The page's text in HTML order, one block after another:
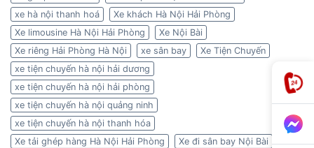
xe hà nội thanh hoá
Xe khách Hà Nội Hải Phòng
Xe limousine Hà Nội Hải Phòng
Xe Nội Bài
Xe riêng Hải Phòng Hà Nội
xe sân bay
Xe Tiện Chuyến
xe tiện chuyến hà nội hải dương
xe tiện chuyến hà nội hải phòng
xe tiện chuyến hà nội quảng ninh
xe tiện chuyến hà nội thanh hóa
Xe tải ghép hàng Hà Nội Hải Phòng
Xe đi sân bay Nội Bài